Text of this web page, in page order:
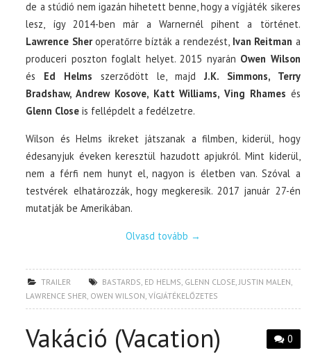
de a stúdió nem igazán hihetett benne, hogy a vígjáték sikeres
lesz, így 2014-ben már a Warnernél pihent a történet.
Lawrence Sheroperatőrre bízták a rendezést,Ivan Reitman a
produceri poszton foglalt helyet. 2015 nyarán Owen Wilson
és Ed Helms szerződött le, majd J.K. Simmons, Terry
Bradshaw, Andrew Kosove, Katt Williams, Ving Rhames és
Glenn Close is fellépdelt a fedélzetre.
Wilson és Helms ikreket játszanak a filmben, kiderül, hogy
édesanyjuk éveken keresztül hazudott apjukról. Mint kiderül,
nem a férfi nem hunyt el, nagyon is életben van. Szóval a
testvérek elhatározzák, hogy megkeresik. 2017 január 27-én
mutatják be Amerikában.
Olvasd tovább →
TRAILER BASTARDS, ED HELMS, GLENN CLOSE,JUSTIN MALEN,
LAWRENCE SHER, OWEN WILSON,VÍGJÁTÉKELŐZETES
0
Vakáció (Vacation)